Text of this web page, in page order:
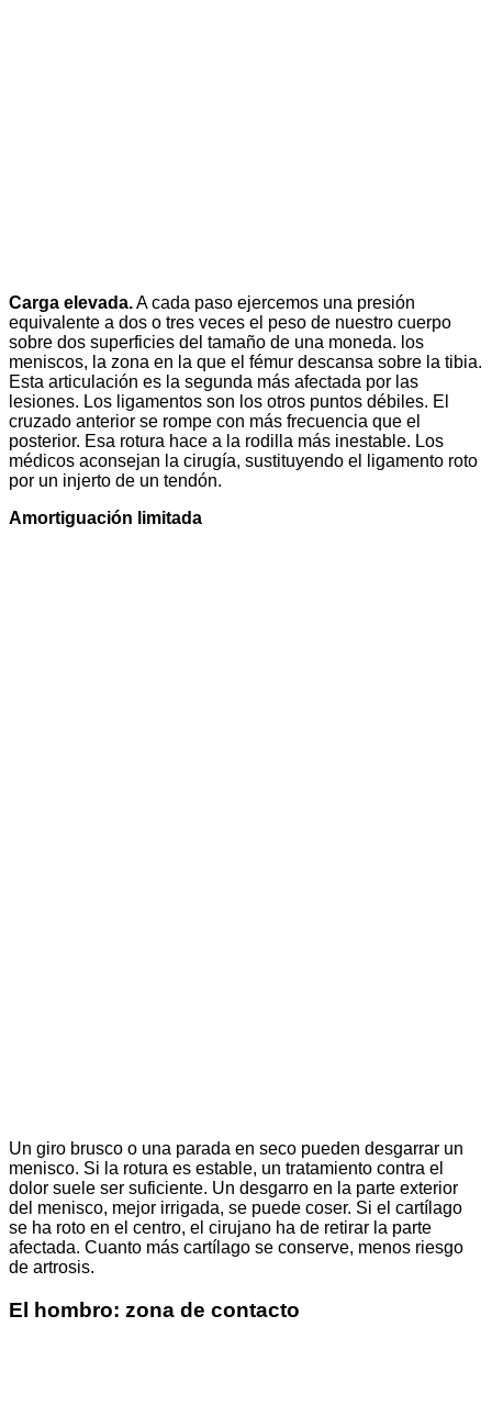
Carga elevada.A cada paso ejercemos una presión
equivalente a dos o tres veces el peso de nuestro cuerpo
sobre dos superficies del tamaño de una moneda. los
meniscos, la zona en la que el fémur descansa sobre la tibia.
Esta articulación es la segunda más afectada por las
lesiones. Los ligamentos son los otros puntos débiles. El
cruzado anterior se rompe con más frecuencia que el
posterior. Esa rotura hace a la rodilla más inestable. Los
médicos aconsejan la cirugía, sustituyendo el ligamento roto
por un injerto de un tendón.
Amortiguación limitada
Un giro brusco o una parada en seco pueden desgarrar un
menisco. Si la rotura es estable, un tratamiento contra el
dolor suele ser suficiente. Un desgarro en la parte exterior
del menisco, mejor irrigada, se puede coser. Si el cartílago
se ha roto en el centro, el cirujano ha de retirar la parte
afectada. Cuanto más cartílago se conserve, menos riesgo
de artrosis.
El hombro: zona de contacto